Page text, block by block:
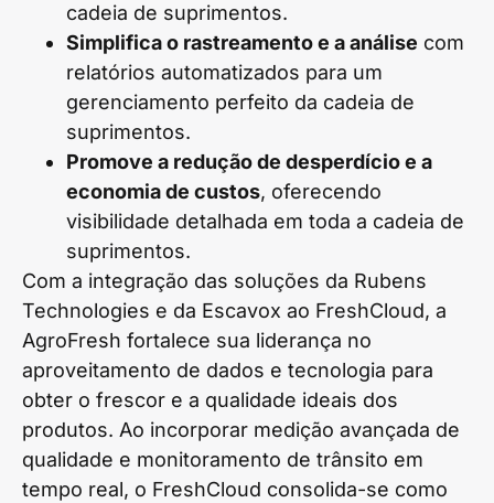
cadeia de suprimentos.
Simplifica o rastreamento e a análise com
relatórios automatizados para um
gerenciamento perfeito da cadeia de
suprimentos.
Promove a redução de desperdício e a
economia de custos, oferecendo
visibilidade detalhada em toda a cadeia de
suprimentos.
Com a integração das soluções da Rubens
Technologies e da Escavox ao FreshCloud, a
AgroFresh fortalece sua liderança no
aproveitamento de dados e tecnologia para
obter o frescor e a qualidade ideais dos
produtos. Ao incorporar medição avançada de
qualidade e monitoramento de trânsito em
tempo real, o FreshCloud consolida-se como